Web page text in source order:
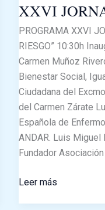
XXVI
PROGRAMA XXVI
RIESGO” 10:30h
Carmen Muñoz
Bienestar Social,
Ciudadana del
del Carmen Zárate
Española de
ANDAR. Luis Miguel
Fundador
ALAC
Leer más